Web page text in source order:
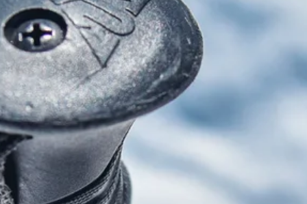
Fotobox
Amphibienschutz
Programm
Service
Nachgehört
Podcast
Newsletter
Zeit fürs Oberland
Handwerker